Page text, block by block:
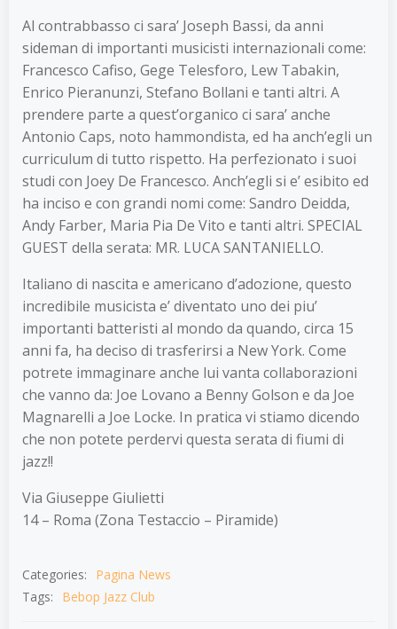
Al contrabbasso ci sara’ Joseph Bassi, da anni
sideman di importanti musicisti internazionali come:
Francesco Cafiso, Gege Telesforo, Lew Tabakin,
Enrico Pieranunzi, Stefano Bollani e tanti altri. A
prendere parte a quest’organico ci sara’ anche
Antonio Caps, noto hammondista, ed ha anch’egli un
curriculum di tutto rispetto. Ha perfezionato i suoi
studi con Joey De Francesco. Anch’egli si e’ esibito ed
ha inciso e con grandi nomi come: Sandro Deidda,
Andy Farber, Maria Pia De Vito e tanti altri. SPECIAL
GUEST della serata: MR. LUCA SANTANIELLO.
Italiano di nascita e americano d’adozione, questo
incredibile musicista e’ diventato uno dei piu’
importanti batteristi al mondo da quando, circa 15
anni fa, ha deciso di trasferirsi a New York. Come
potrete immaginare anche lui vanta collaborazioni
che vanno da: Joe Lovano a Benny Golson e da Joe
Magnarelli a Joe Locke. In pratica vi stiamo dicendo
che non potete perdervi questa serata di fiumi di
jazz!!
Via Giuseppe Giulietti
14 – Roma (Zona Testaccio – Piramide)
Categories:
Pagina News
Tags:
Bebop Jazz Club